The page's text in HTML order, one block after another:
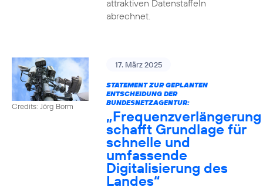
attraktiven Datenstaffeln
abrechnet.
Credits: Jörg Borm
17. März 2025
STATEMENT ZUR GEPLANTEN
ENTSCHEIDUNG DER
BUNDESNETZAGENTUR:
„Frequenzverlängerung
schafft Grundlage für
schnelle und
umfassende
Digitalisierung des
Landes“